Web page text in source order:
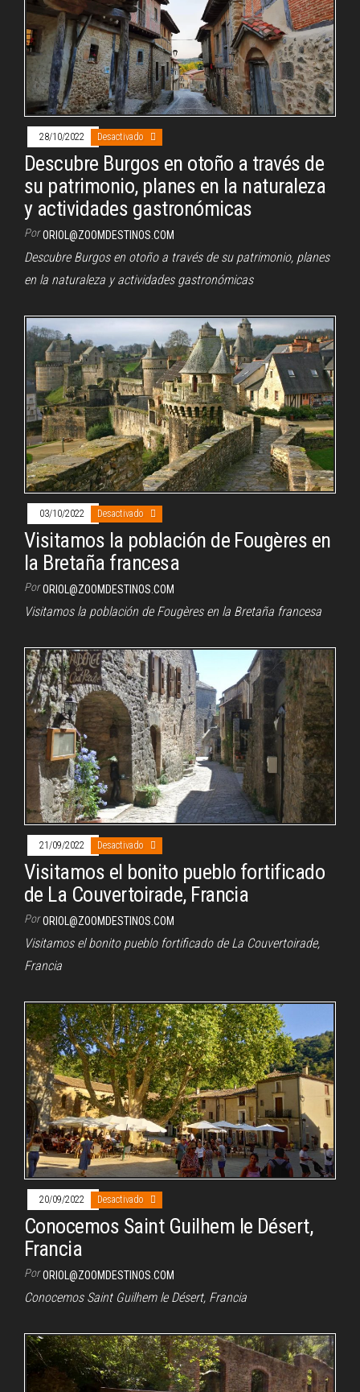
28/10/2022 Desactivado
Descubre Burgos en otoño a través de
su patrimonio, planes en la naturaleza
y actividades gastronómicas
Por ORIOL@ZOOMDESTINOS.COM
Descubre Burgos en otoño a través de su patrimonio, planes
en la naturaleza y actividades gastronómicas
03/10/2022 Desactivado
Visitamos la población de Fougères en
la Bretaña francesa
Por ORIOL@ZOOMDESTINOS.COM
Visitamos la población de Fougères en la Bretaña francesa
21/09/2022 Desactivado
Visitamos el bonito pueblo fortificado
de La Couvertoirade, Francia
Por ORIOL@ZOOMDESTINOS.COM
Visitamos el bonito pueblo fortificado de La Couvertoirade,
Francia
20/09/2022 Desactivado
Conocemos Saint Guilhem le Désert,
Francia
Por ORIOL@ZOOMDESTINOS.COM
Conocemos Saint Guilhem le Désert, Francia